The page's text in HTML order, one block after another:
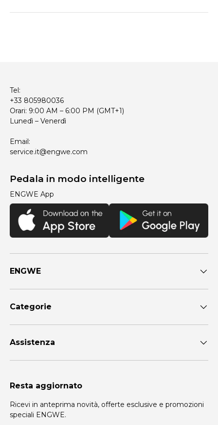
La E26 3.0 Pro è arrivata!
Tel:
+33 805980036
Orari: 9:00 AM – 6:00 PM (GMT+1)
Lunedì – Venerdì
Email:
service.it@engwe.com
Pedala in modo intelligente
ENGWE App
ENGWE
Categorie
Assistenza
Resta aggiornato
Ricevi in anteprima novità, offerte esclusive e promozioni
speciali ENGWE.